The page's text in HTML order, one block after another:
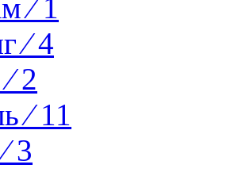
⁄ 1
⁄ 4
2
⁄ 11
3